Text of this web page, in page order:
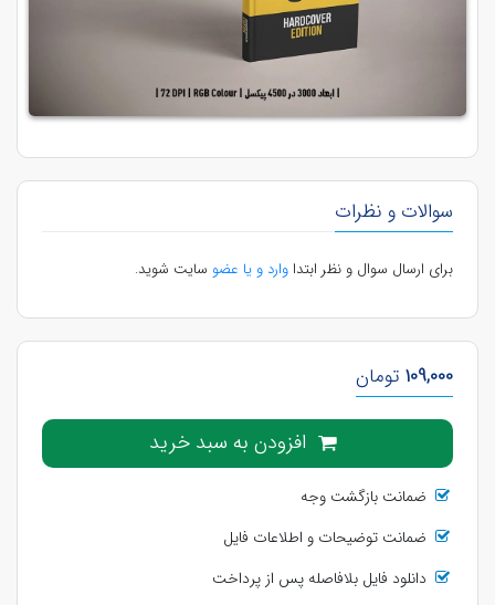
سوالات و نظرات
برای ارسال سوال و نظر ابتداوارد و یا عضو سایت شوید.
109,000 تومان
افزودن به سبد خرید
ضمانت بازگشت وجه
ضمانت توضیحات و اطلاعات فایل
دانلود فایل بلافاصله پس از پرداخت